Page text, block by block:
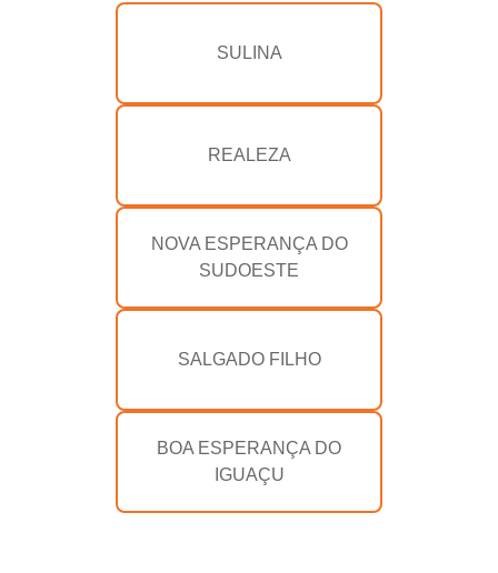
SULINA
REALEZA
NOVA ESPERANÇA DO
SUDOESTE
SALGADO FILHO
BOA ESPERANÇA DO
IGUAÇU